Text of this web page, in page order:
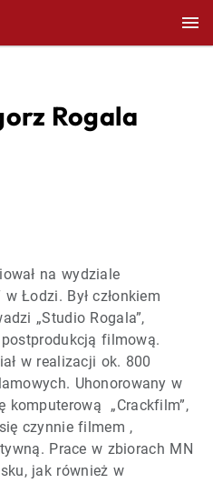
Rogala
na wydziale
Łodzi. Był członkiem
„Studio Rogala”,
filmową.
w realizacji ok. 800
Uhonorowany w
komputerową „Crackfilm”,
czynnie filmem ,
Prace w zbiorach MN
jak również w